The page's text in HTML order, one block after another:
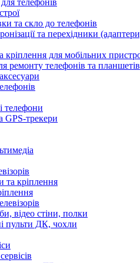
телефонів
та скло до телефонів
та перехідники
кріплення для мобільних
ремонту телефонів та планшетів
телефони
GPS-трекери
кріплення
відео стіни, полки
пульти ДК, чохли